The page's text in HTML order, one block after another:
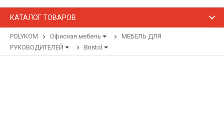
КАТАЛОГ ТОВАРОВ
POLYKOM Офисная мебель
МЕБЕЛЬ ДЛЯ
РУКОВОДИТЕЛЕЙ
Bristol